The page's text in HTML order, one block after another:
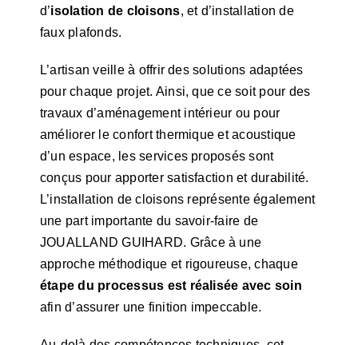
d’isolation de cloisons, et d’installation de
faux plafonds.
L’artisan veille à offrir des solutions adaptées
pour chaque projet. Ainsi, que ce soit pour des
travaux d’aménagement intérieur ou pour
améliorer le confort thermique et acoustique
d’un espace, les services proposés sont
conçus pour apporter satisfaction et durabilité.
L’installation de cloisons représente également
une part importante du savoir-faire de
JOUALLAND GUIHARD. Grâce à une
approche méthodique et rigoureuse, chaque
étape du processus est réalisée avec soin
afin d’assurer une finition impeccable.